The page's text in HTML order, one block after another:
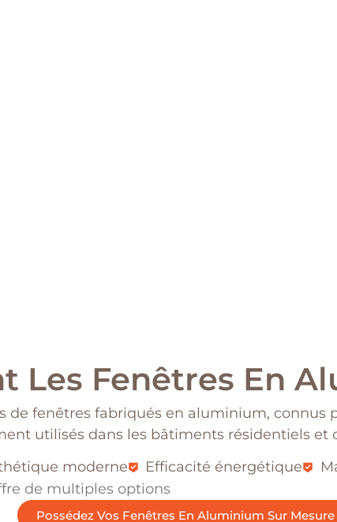
Les Fenêtres En
de fenêtres fabriqués en aluminium, connus
utilisés dans les bâtiments résidentiels et
moderne Efficacité énergétique
Possédez Vos Fenêtres En Aluminium Sur Mesure